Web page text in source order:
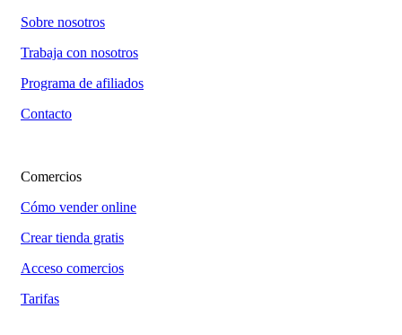
Sobre nosotros
Trabaja con nosotros
Programa de afiliados
Contacto
Comercios
Cómo vender online
Crear tienda gratis
Acceso comercios
Tarifas